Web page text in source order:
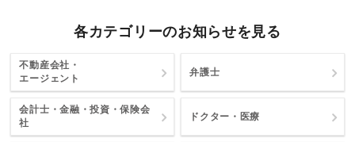
各カテゴリーのお知らせを見る
不動産会社・
エージェント
弁護士
会計士・金融・投資・保険会
社
ドクター・医療